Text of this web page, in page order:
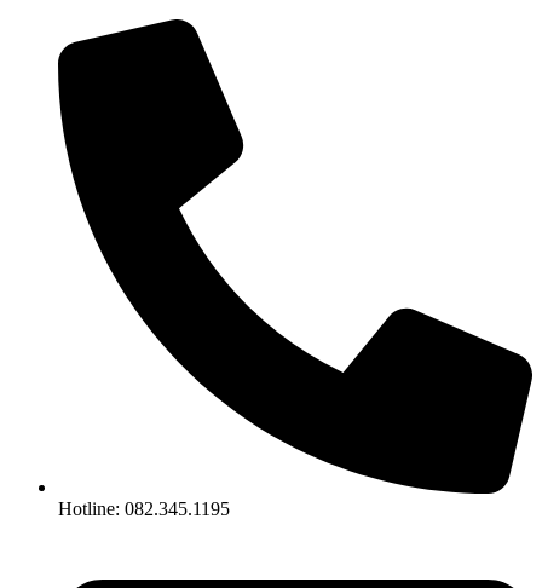
Hotline: 082.345.1195